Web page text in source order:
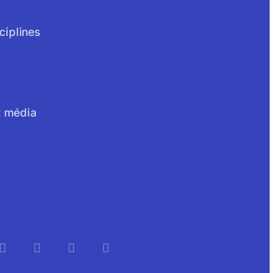
média